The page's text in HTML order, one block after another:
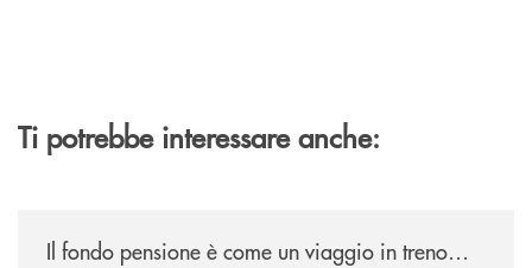
Ti potrebbe interessare anche:
Il fondo pensione è come un viaggio in treno…